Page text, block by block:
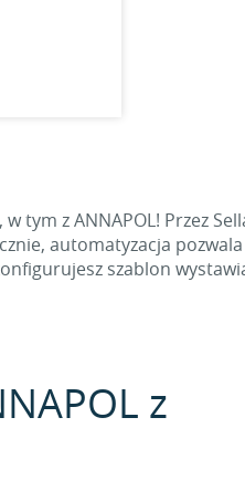
tym z ANNAPOL! Przez
automatyzacja
szablon
z